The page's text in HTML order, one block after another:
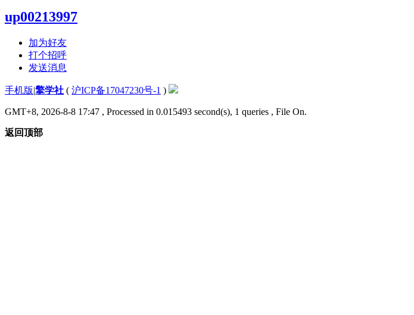
up00213997
加为好友
打个招呼
发送消息
手机版|擎学社 ( 沪ICP备17047230号-1 )
GMT+8, 2026-8-8 17:47 , Processed in 0.015493 second(s), 1 queries , File On.
返回顶部